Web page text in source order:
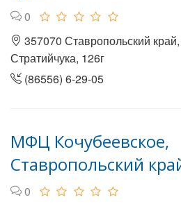
0
357070 Ставропольский
Стратийчука, 126г
(86556) 6-29-05
МФЦ Кочубеевское,
Ставропольский
0